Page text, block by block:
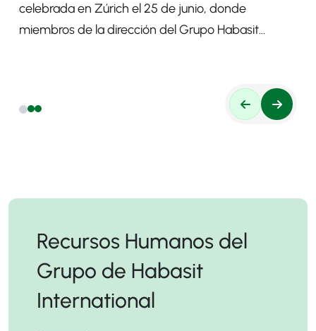
celebrada en Zúrich el 25 de junio, donde
miembros de la dirección del Grupo Habasit
Recursos Humanos del
Grupo de Habasit
International